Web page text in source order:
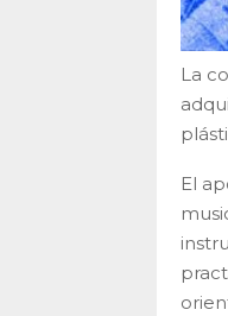
La
El